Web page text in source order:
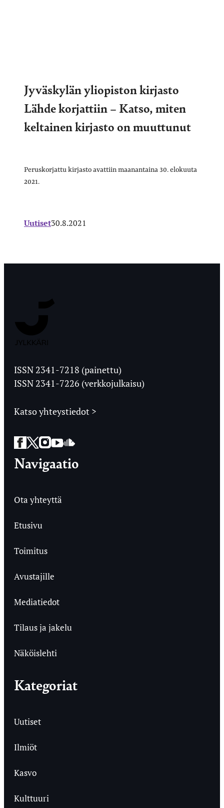
Jyväskylän yliopiston kirjasto
Lähde korjattiin – Katso, miten
keltainen kirjasto on muuttunut
Peruskorjattu kirjasto avattiin maanantaina 30. elokuuta
2021.
Uutiset30.8.2021
Ylioppilaslehti
ISSN 2341-7218 (painettu)
ISSN 2341-7226 (verkkojulkaisu)
Katso yhteystiedot >
Facebook
Twitter
Instagram
YouTube
SoundCloud
Navigaatio
Ota yhteyttä
Etusivu
Toimitus
Avustajille
Mediatiedot
Tilaus ja jakelu
Näköislehti
Kategoriat
Uutiset
Ilmiöt
Kasvo
Kulttuuri